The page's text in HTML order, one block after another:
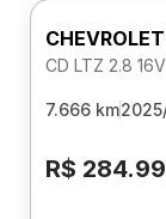
CD LTZ 2.8
7.666 km
R$